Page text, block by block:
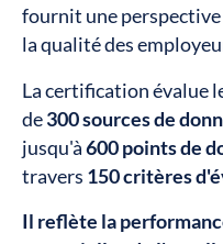
fournit une
la qualité des
La certification évalue
de300 sources de
jusqu'à600 points de
travers 150 critères
Il reflète la